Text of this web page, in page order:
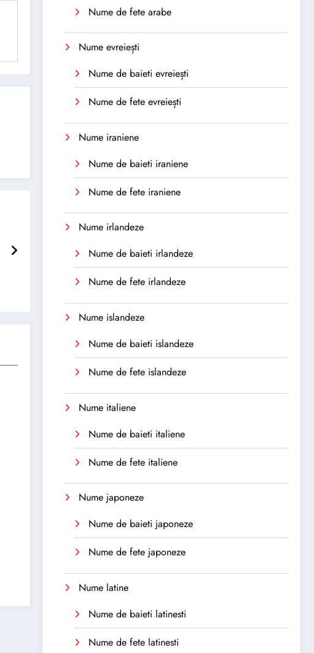
Nume de fete arabe
Nume evreiești
Nume de baieti evreiești
Nume de fete evreiești
Nume iraniene
Nume de baieti iraniene
Nume de fete iraniene
Nume irlandeze
Nume de baieti irlandeze
Nume de fete irlandeze
Nume islandeze
Nume de baieti islandeze
Nume de fete islandeze
Nume italiene
Nume de baieti italiene
Nume de fete italiene
Nume japoneze
Nume de baieti japoneze
Nume de fete japoneze
Nume latine
Nume de baieti latinesti
Nume de fete latinesti